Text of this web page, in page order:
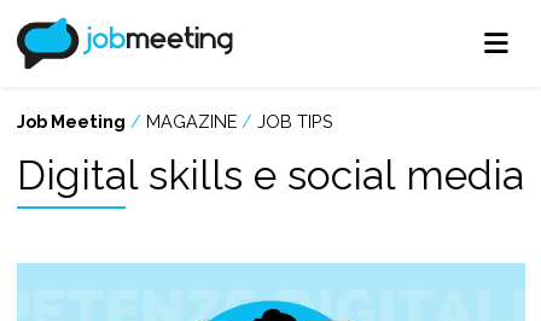
Job Meeting / MAGAZINE / JOB TIPS
Digital skills e social media